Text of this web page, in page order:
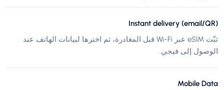
Instant delivery (email/QR)
ثبّت eSIM عبر Wi-Fi قبل المغادرة، ثم اخترها لبيانات الهاتف عند
الوصول إلى فيجي.
Mobile Data